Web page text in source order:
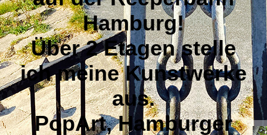
Hamburg!
Über 2 Etagen stelle
ich meine Kunstwerke
aus.
PopArt, Hamburger